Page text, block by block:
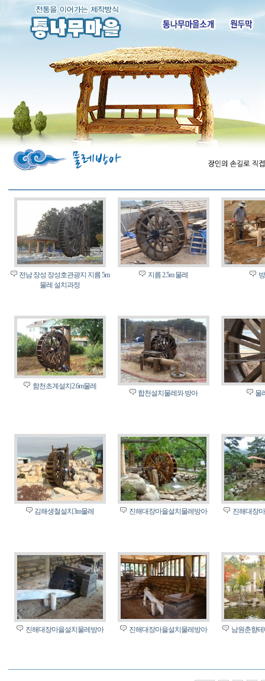
전남 장성 장성호관광지 지름 5m
물레 설치과정
지름 2.5m 물레
함천초계설치2.6m물레
합천설치물레와 방아
물
김해생철설치3m물레 진해대장마을설치물레방아 진해대장
진해대장마을설치물레방아 진해대장마을설치물레방아 남원춘향